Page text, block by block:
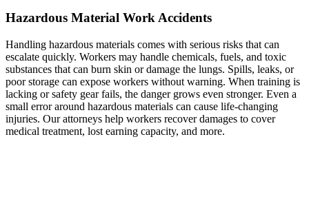
Hazardous Material Work Accidents
Handling hazardous materials comes with serious risks that can
escalate quickly. Workers may handle chemicals, fuels, and toxic
substances that can burn skin or damage the lungs. Spills, leaks, or
poor storage can expose workers without warning. When training is
lacking or safety gear fails, the danger grows even stronger. Even a
small error around hazardous materials can cause life-changing
injuries. Our attorneys help workers recover damages to cover
medical treatment, lost earning capacity, and more.